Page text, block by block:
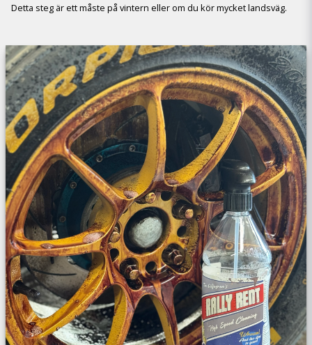
Detta steg är ett måste på vintern eller om du kör mycket landsväg.